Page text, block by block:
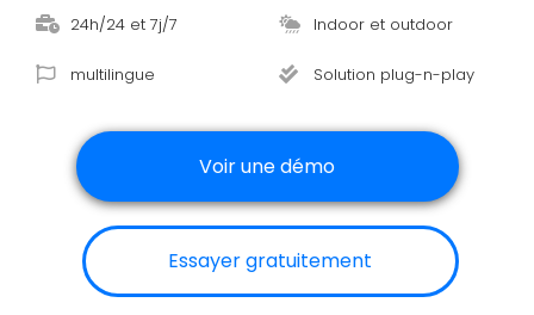
24h/24 et 7j/7
multilingue
Indoor et outdoor
Solution plug-n-play
Voir une démo
Essayer gratuitement